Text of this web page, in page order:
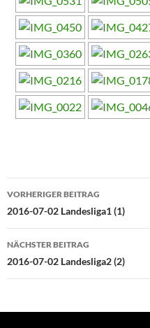
Beitragsnavigation
VORHERIGER BEITRAG
2016-07-02 Landesliga1 (1)
NÄCHSTER BEITRAG
2016-07-02 Landesliga2 (2)